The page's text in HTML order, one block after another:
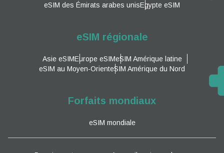
eSIM des Émirats arabes unisEgypte eSIM
eSIM régionale
Asie eSIMEurope eSIMeSIM Amérique latine
eSIM au Moyen-OrienteSIM Amérique du Nord
Forfaits mondiaux
eSIM mondiale